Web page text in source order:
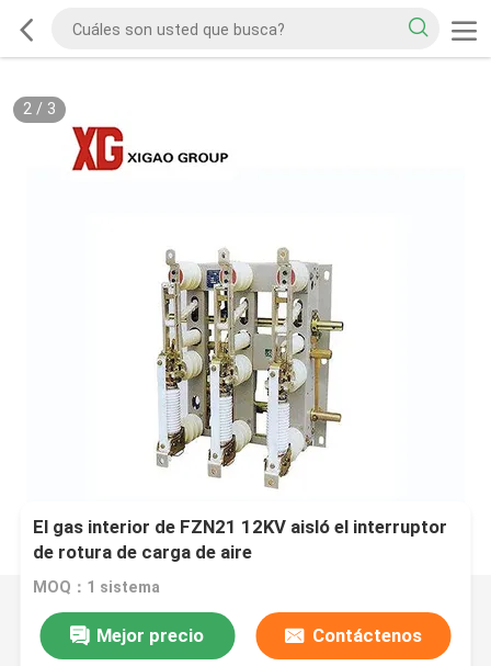
2/ 3
El gas interior de FZN21 12KV aisló el interruptor
de rotura de carga de aire
MOQ：1 sistema
Mejor precio Contáctenos